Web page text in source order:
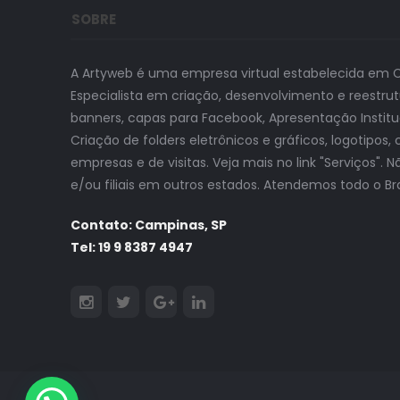
SOBRE
A Artyweb é uma empresa virtual estabelecida em
Especialista em criação, desenvolvimento e
banners, capas para Facebook, Apresentação
Criação de folders eletrônicos e gráficos,
empresas e de visitas. Veja mais no link "Serviços".
e/ou filiais em outros estados. Atendemos todo o
Contato: Campinas, SP
Tel: 19 9 8387 4947